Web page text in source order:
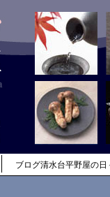
ブログ清水台平野屋の日